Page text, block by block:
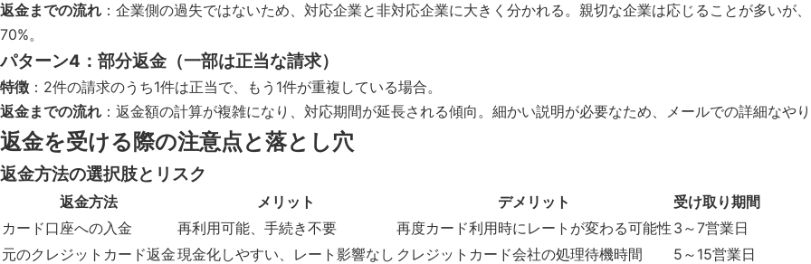
返金までの流れ ：企業側の過失ではないため、対応企業と非対応企業に大きく分かれる。親切な企業は応じることが多い
70%。
パターン4：部分返金（一部は正当な請求）
特徴 ：2件の請求のうち1件は正当で、もう1件が重複している場合。
返金までの流れ ：返金額の計算が複雑になり、対応期間が延長される傾向。細かい説明が必要なため、メールでの詳細なや
返金を受ける際の注意点と落とし穴
返金方法の選択肢とリスク
返金方法 メリット デメリット
受け取り期間
カード口座への入金
再利用可能、手続き不要 再度カード利用時にレートが変わる可能性 3～7営業日
元のクレジットカード返金現金化しやすい、レート影響なし クレジットカード会社の処理待機時間
5～15営業日